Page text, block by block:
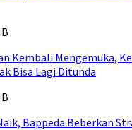
Kembali Mengemuka,
Bisa Lagi Ditunda
Bappeda Beberkan